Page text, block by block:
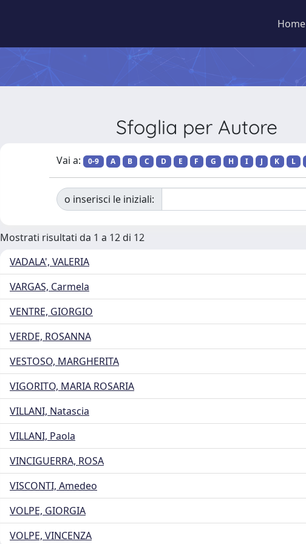
Home
Sfoglia per Autore
Vai a: 0-9 A B C D E F G H I J K L
o inserisci le iniziali:
Mostrati risultati da 1 a 12 di 12
VADALA', VALERIA
VARGAS, Carmela
VENTRE, GIORGIO
VERDE, ROSANNA
VESTOSO, MARGHERITA
VIGORITO, MARIA ROSARIA
VILLANI, Natascia
VILLANI, Paola
VINCIGUERRA, ROSA
VISCONTI, Amedeo
VOLPE, GIORGIA
VOLPE, VINCENZA